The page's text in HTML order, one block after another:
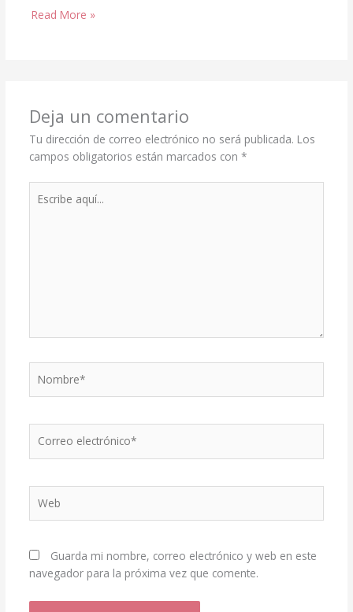
Read More »
Deja un comentario
Tu dirección de correo electrónico no será publicada. Los
campos obligatorios están marcados con *
aquí...
electrónico*
Guarda mi nombre, correo electrónico y web en este
navegador para la próxima vez que comente.